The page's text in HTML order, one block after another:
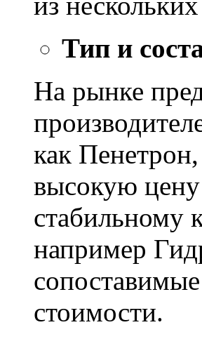
Тип и
На рынке
как
высокую цену
стабильному
например
стоимости.